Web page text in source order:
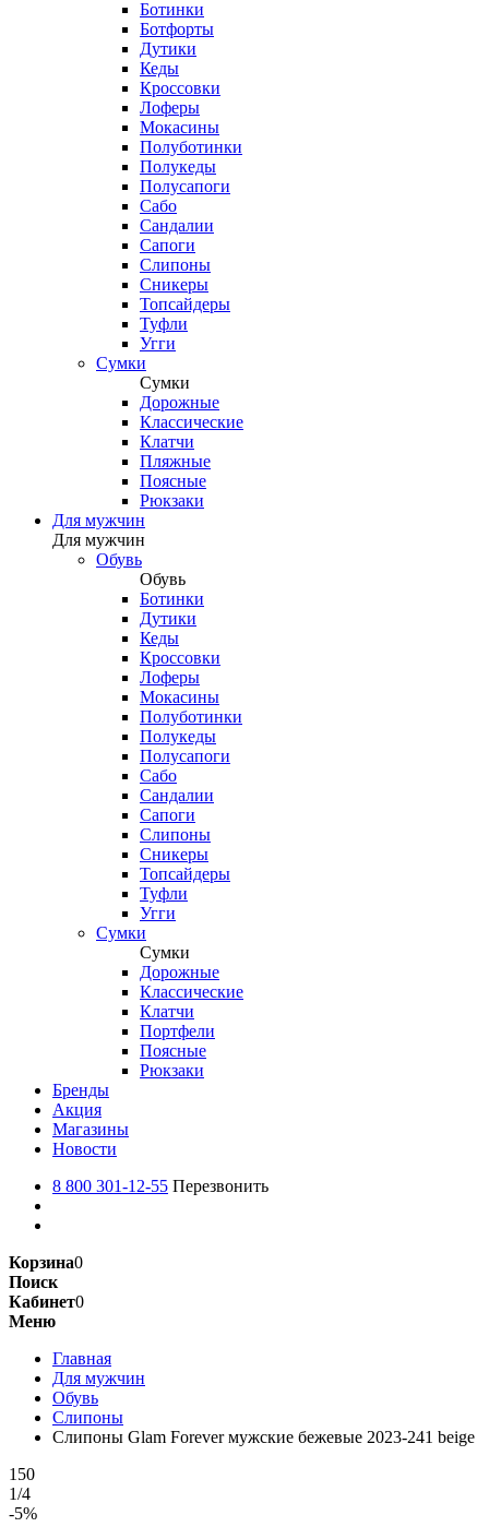
Ботинки
Ботфорты
Дутики
Кеды
Кроссовки
Лоферы
Мокасины
Полуботинки
Полукеды
Полусапоги
Сабо
Сандалии
Сапоги
Слипоны
Сникеры
Топсайдеры
Туфли
Угги
Сумки
Сумки
Дорожные
Классические
Клатчи
Пляжные
Поясные
Рюкзаки
Для мужчин
Для мужчин
Обувь
Обувь
Ботинки
Дутики
Кеды
Кроссовки
Лоферы
Мокасины
Полуботинки
Полукеды
Полусапоги
Сабо
Сандалии
Сапоги
Слипоны
Сникеры
Топсайдеры
Туфли
Угги
Сумки
Сумки
Дорожные
Классические
Клатчи
Портфели
Поясные
Рюкзаки
Бренды
Акция
Магазины
Новости
8 800 301-12-55 Перезвонить
Корзина0
Поиск
Кабинет0
Меню
Главная
Для мужчин
Обувь
Слипоны
Слипоны Glam Forever мужские бежевые 2023-241 beige
150
1/4
-5%